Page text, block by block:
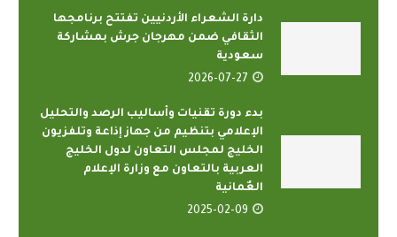
دارة الشعراء الأردنيين تفتتح برنامجها
الثقافي ضمن مهرجان جرش بمشاركة
سعودية
2026-07-27
بدء دورة تقنيات وأساليب الرصد والتحليل
الإعلامي بتنظيم من جهاز إذاعة وتلفزيون
الخليج لمجلس التعاون لدول الخليج
العربية بالتعاون مع وزارة الإعلام
العٌمانية
2025-02-09